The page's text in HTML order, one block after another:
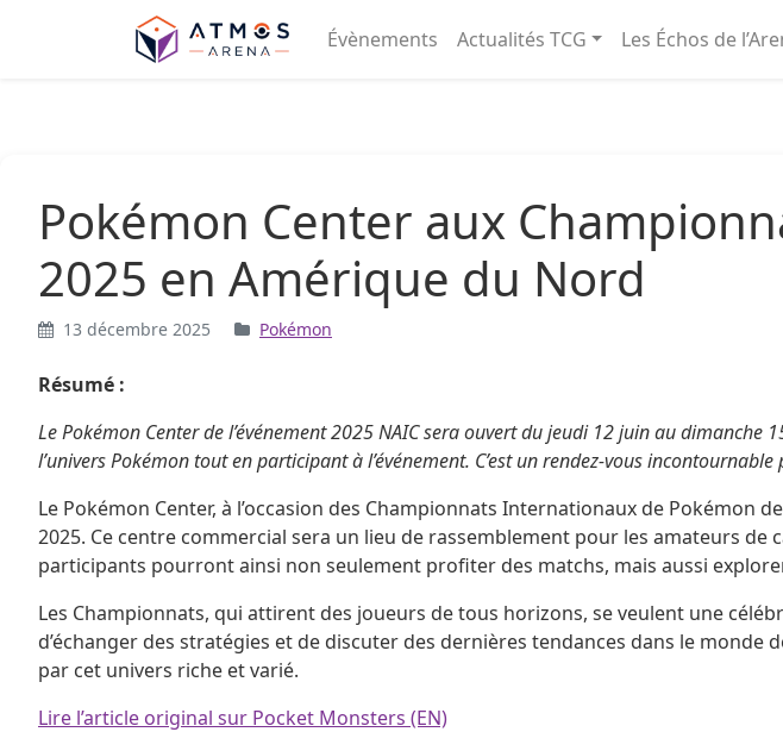
Évènements
Actualités TCG Les Échos de
Pokémon Center aux
2025 en Amérique du Nord
13 décembre 2025 Pokémon
Résumé :
Le Pokémon Center de l’événement 2025 NAIC sera ouvert du jeudi 12 juin au
l’univers Pokémon tout en participant à l’événement. C’est un rendez-vous
Le Pokémon Center, à l’occasion des Championnats Internationaux de
2025. Ce centre commercial sera un lieu de rassemblement pour les amateurs
participants pourront ainsi non seulement profiter des matchs, mais aussi
Les Championnats, qui attirent des joueurs de tous horizons, se veulent une
d’échanger des stratégies et de discuter des dernières tendances dans le
par cet univers riche et varié.
Lire l’article original sur Pocket Monsters (EN)